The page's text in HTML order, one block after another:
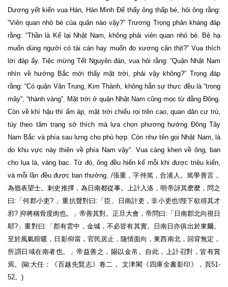
Dương yết kiến vua Hán, Hán Minh Đế thấy ông thấp bé, hỏi ông rằng:
“Viên quan nhỏ bé của quận nào vậy?” Trương Trọng phản kháng đáp
rằng: “Thần là Kế lại Nhật Nam, không phải viên quan nhỏ bé. Bệ hạ
muốn dùng người có tài cán hay muốn đo xương cân thịt?” Vua thích
lời đáp ấy. Tiệc mừng Tết Nguyên đán, vua hỏi rằng: “Quận Nhật Nam
nhìn về hướng Bắc mới thấy mặt trời, phải vậy không?” Trọng đáp
rằng: “Có quận Vân Trung, Kim Thành, không hẳn sự thực đều là “trong
mây”, “thành vàng”. Mặt trời ở quận Nhật Nam cũng mọc từ đằng Đông.
Còn về khí hậu thì ấm áp, mặt trời chiếu rọi trên cao, quan dân cư trú,
tùy theo tâm trạng sở thích mà lựa chọn phương hướng Đông Tây
Nam Bắc và phía sau lưng cho phù hợp. Còn như tên gọi Nhật Nam, là
do khu vực này thiên về phía Nam vậy”. Vua càng khen về ông, ban
cho lụa là, vàng bạc. Từ đó, ông đều hiến kế mỗi khi được triệu kiến,
và mỗi lần đều được ban thưởng. /張重，字仲篤，合浦人。篤學善言，
為嶺表望士。刺史推擇，為日南都從事。上計入洛，明帝訝其麽麼，問之
曰:「何郡小吏? 」重抗聲對曰:「臣、日南計吏，非小吏也!陛下欲得其才
邪? 抑將稱骨度肉也。」帝善其對。正旦大會，帝問曰:「日南郡北向視日
耶?」重對曰:「郡有雲中，金城，不必皆有其實。日南日亦俱出於東爾。
至於風氣暄暖，日影仰當，官民居止，隨情面向，東西南北，回背無定，
所謂日域在南者也。」帝益善之，賜以金帛。自此，上計召對，皆有賞
焉。(歐大任：《百越先賢志》卷二， 文津閣《四庫全書影印》，頁51-
52。)